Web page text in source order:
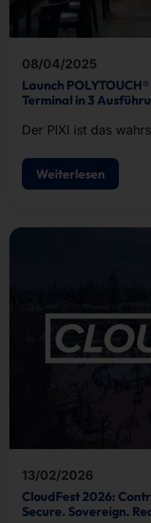
08/04/2025
Launch
Terminal in 3
Der PIXI ist das
DIN-A4-Blatt
Weiterlesen
13/02/2026
CloudFest 2026:
Secure. Sovereign.